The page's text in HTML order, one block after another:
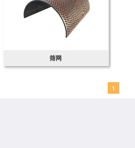
筛网
1